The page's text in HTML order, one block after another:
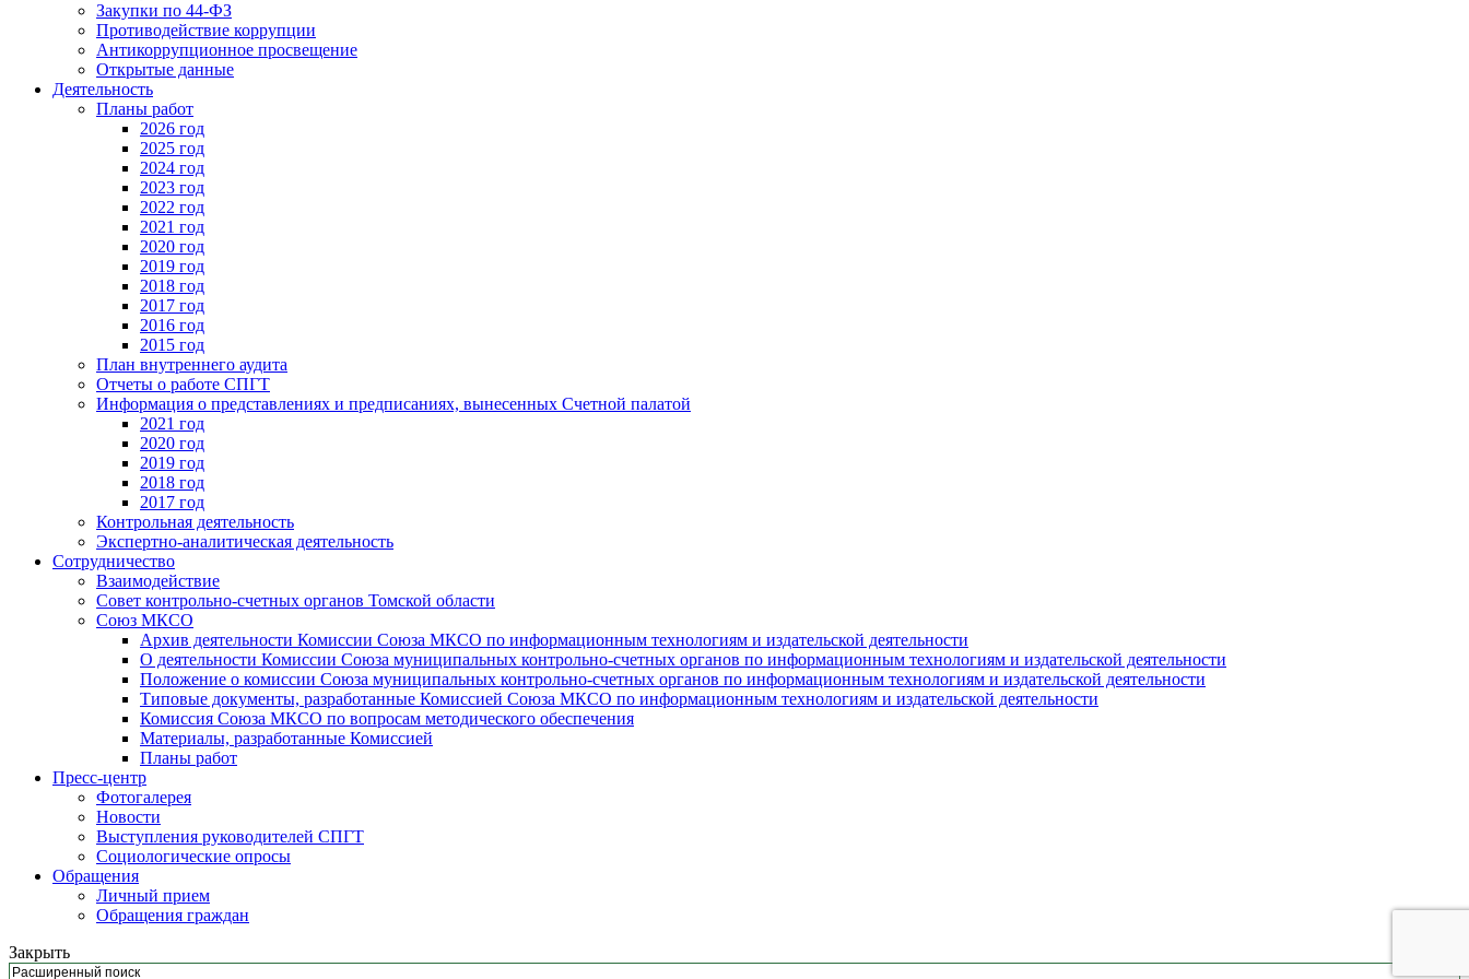
Закупки по 44-ФЗ
Противодействие коррупции
Антикоррупционное просвещение
Открытые данные
Деятельность
Планы работ
2026 год
2025 год
2024 год
2023 год
2022 год
2021 год
2020 год
2019 год
2018 год
2017 год
2016 год
2015 год
План внутреннего аудита
Отчеты о работе СПГТ
Информация о представлениях и предписаниях, вынесенных Счетной палатой
2021 год
2020 год
2019 год
2018 год
2017 год
Контрольная деятельность
Экспертно-аналитическая деятельность
Сотрудничество
Взаимодействие
Совет контрольно-счетных органов Томской области
Союз МКСО
Архив деятельности Комиссии Союза МКСО по информационным технологиям и издательской деятельности
О деятельности Комиссии Союза муниципальных контрольно-счетных органов по информационным технологиям и издательской деятельности
Положение о комиссии Союза муниципальных контрольно-счетных органов по информационным технологиям и издательской деятельности
Типовые документы, разработанные Комиссией Союза МКСО по информационным технологиям и издательской деятельности
Комиссия Союза МКСО по вопросам методического обеспечения
Материалы, разработанные Комиссией
Планы работ
Пресс-центр
Фотогалерея
Новости
Выступления руководителей СПГТ
Социологические опросы
Обращения
Личный прием
Обращения граждан
Закрыть